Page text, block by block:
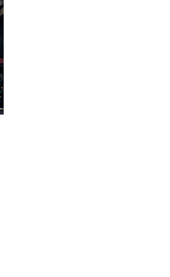
소소함과 화려함이 공존하는